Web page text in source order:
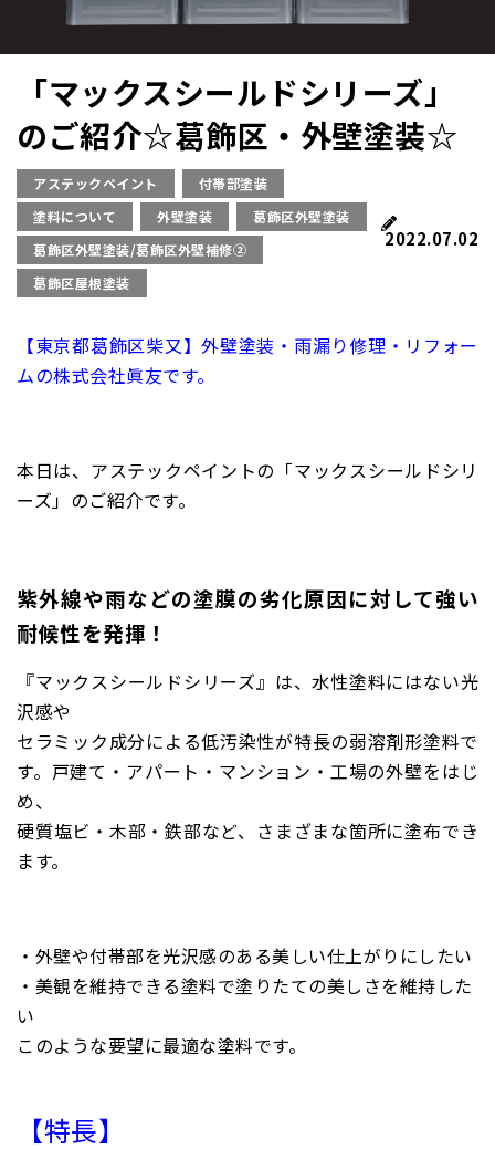
「マックスシールドシリーズ」
のご紹介☆葛飾区・外壁塗装☆
アステックペイント
付帯部塗装
塗料について
外壁塗装
葛飾区外壁塗装
葛飾区外壁塗装/葛飾区外壁補修②
葛飾区屋根塗装
2022.07.02
【東京都葛飾区柴又】外壁塗装・雨漏り修理・リフォー
ムの株式会社眞友です。
本日は、アステックペイントの「マックスシールドシリ
ーズ」のご紹介です。
紫外線や雨などの塗膜の劣化原因に対して強い
耐候性を発揮！
『マックスシールドシリーズ』は、水性塗料にはない光
沢感や
セラミック成分による低汚染性が特長の弱溶剤形塗料で
す。戸建て・アパート・マンション・工場の外壁をはじ
め、
硬質塩ビ・木部・鉄部など、さまざまな箇所に塗布でき
ます。
・外壁や付帯部を光沢感のある美しい仕上がりにしたい
・美観を維持できる塗料で塗りたての美しさを維持した
い
このような要望に最適な塗料です。
【特長】